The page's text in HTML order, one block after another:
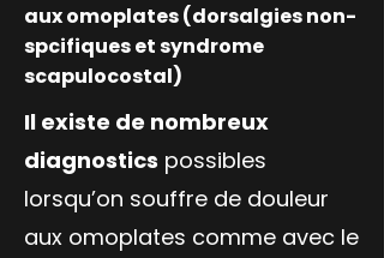
aux omoplates (dorsalgies non-
spcifiques et syndrome
scapulocostal)
Il existe de nombreux
diagnostics possibles
lorsqu’on souffre de douleur
aux omoplates comme avec le